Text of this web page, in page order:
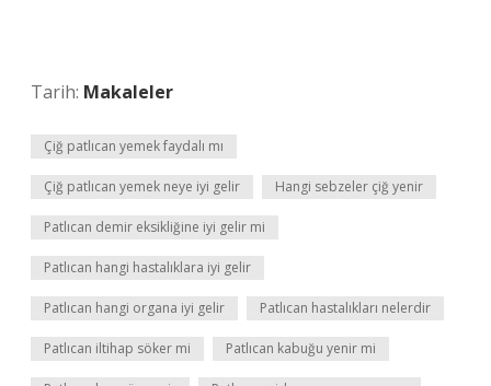
Tarih: Makaleler
Çiğ patlıcan yemek faydalı mı
Çiğ patlıcan yemek neye iyi gelir Hangi sebzeler çiğ yenir
Patlıcan demir eksikliğine iyi gelir mi
Patlıcan hangi hastalıklara iyi gelir
Patlıcan hangi organa iyi gelir Patlıcan hastalıkları nelerdir
Patlıcan iltihap söker mi Patlıcan kabuğu yenir mi